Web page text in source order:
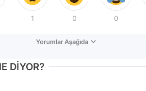
1 0 0
Yorumlar Aşağıda
DİYOR?